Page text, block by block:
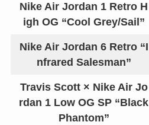
Nike Air Jordan 1 Retro H
igh OG “Cool Grey/Sail”
Nike Air Jordan 6 Retro “I
nfrared Salesman”
Travis Scott × Nike Air Jo
rdan 1 Low OG SP “Black
Phantom”